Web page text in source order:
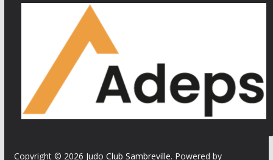
Copyright © 2026 Judo Club Sambreville. Powered by